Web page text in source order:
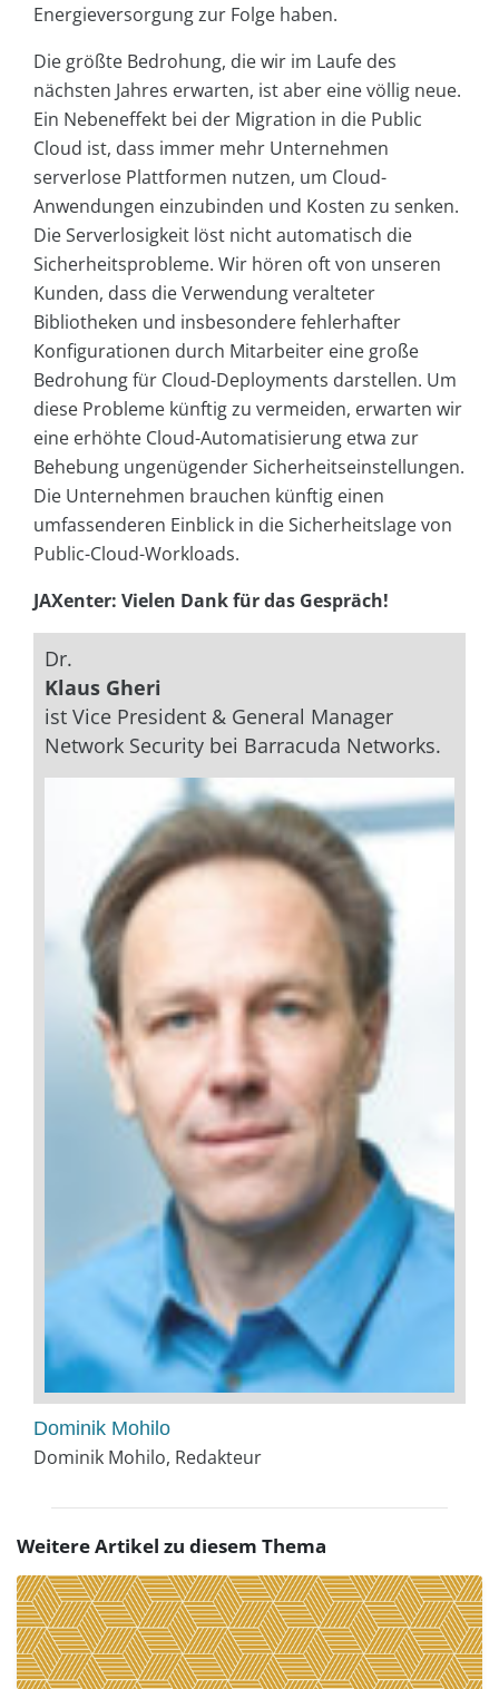
Energieversorgung zur Folge haben.
Die größte Bedrohung, die wir im Laufe des
nächsten Jahres erwarten, ist aber eine völlig neue.
Ein Nebeneffekt bei der Migration in die Public
Cloud ist, dass immer mehr Unternehmen
serverlose Plattformen nutzen, um Cloud-
Anwendungen einzubinden und Kosten zu senken.
Die Serverlosigkeit löst nicht automatisch die
Sicherheitsprobleme. Wir hören oft von unseren
Kunden, dass die Verwendung veralteter
Bibliotheken und insbesondere fehlerhafter
Konfigurationen durch Mitarbeiter eine große
Bedrohung für Cloud-Deployments darstellen. Um
diese Probleme künftig zu vermeiden, erwarten wir
eine erhöhte Cloud-Automatisierung etwa zur
Behebung ungenügender Sicherheitseinstellungen.
Die Unternehmen brauchen künftig einen
umfassenderen Einblick in die Sicherheitslage von
Public-Cloud-Workloads.
JAXenter: Vielen Dank für das Gespräch!
Dr.
Klaus Gheri
ist Vice President & General Manager
Network Security bei Barracuda Networks.
Dominik Mohilo
Dominik Mohilo, Redakteur
Weitere Artikel zu diesem Thema